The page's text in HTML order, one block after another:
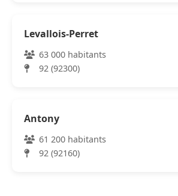
Levallois-Perret
63 000 habitants
92 (92300)
Antony
61 200 habitants
92 (92160)